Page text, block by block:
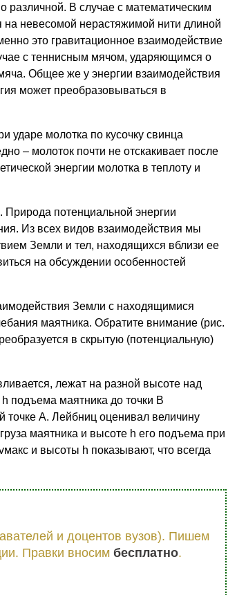
различной. В случае с математическим
невесомой нерастяжимой нити длиной
это гравитационное взаимодействие
с теннисным мячом, ударяющимся о
Общее же у энергии взаимодействия
может преобразовываться в
молотка по кусочку свинца
– молоток почти не отскакивает после
энергии молотка в теплоту и
потенциальной энергии
Из всех видов взаимодействия мы
Земли и тел, находящихся вблизи ее
на обсуждении особенностей
Земли с находящимися
маятника. Обратите внимание (рис.
в скрытую (потенциальную)
лежат на разной высоте над
подъема маятника до точки В
точке А. Лейбниц оценивал величину
маятника и высоте h его подъема при
и высоты h показывают, что всегда
и доцентов вузов). Пишем
Правки вносим бесплатно.